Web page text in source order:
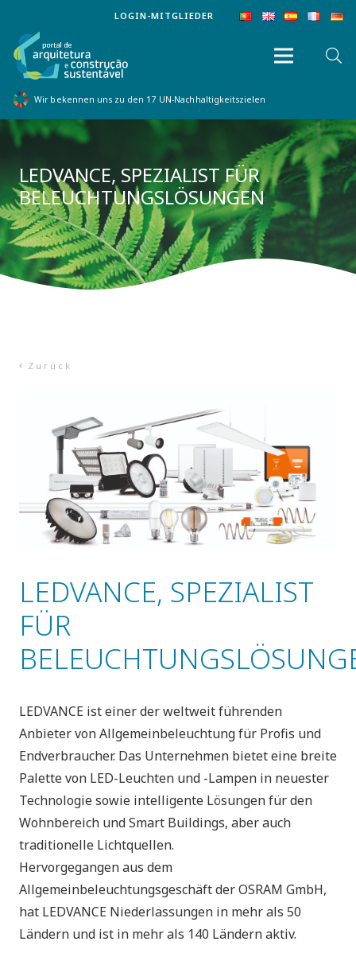
LOGIN-MITGLIEDER
Wir bekennen uns zu den 17 UN-Nachhaltigkeitszielen
LEDVANCE, SPEZIALIST FÜR
BELEUCHTUNGSLÖSUNGEN
Zurück
LEDVANCE, SPEZIALIST
FÜR
LEDVANCE ist einer der weltweit führenden
Anbieter von Allgemeinbeleuchtung für Profis und
Endverbraucher. Das Unternehmen bietet eine breite
Palette von LED-Leuchten und -Lampen in neuester
Technologie sowie intelligente Lösungen für den
Wohnbereich und Smart Buildings, aber auch
traditionelle Lichtquellen.
Hervorgegangen aus dem
Allgemeinbeleuchtungsgeschäft der OSRAM GmbH,
hat LEDVANCE Niederlassungen in mehr als 50
Ländern und ist in mehr als 140 Ländern aktiv.